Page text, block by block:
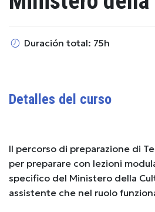
Duración total: 75h
Detalles del curso
Il percorso di preparazione di
per preparare con lezioni
specifico del Ministero della
assistente che nel ruolo